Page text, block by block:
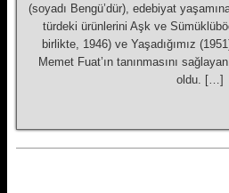
(soyadı Bengü’dür), edebiyat
türdeki ürünlerini Aşk ve
birlikte, 1946) ve Yaşadığımız
Memet Fuat’ın tanınmasını
oldu. […]